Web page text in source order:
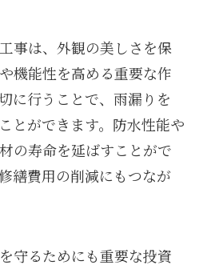
事は、外観の美しさを保
機能性を高める重要な作
に行うことで、雨漏りを
とができます。防水性能や
の寿命を延ばすことがで
繕費用の削減にもつなが
守るためにも重要な投資